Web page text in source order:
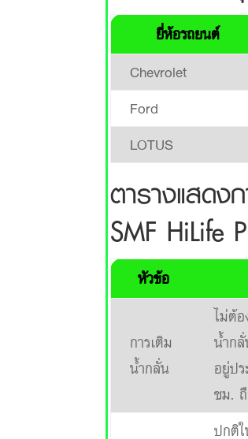
ยี่ห้อรถยนต์
Chevrolet
Ford
LOTUS
ตารางแสดง
SMF HiLife
หัวข้อ
การเติม
น้ำกลั่น
ไม่ต้
น้ำก
อยู่ป
ชม.
ปกติ